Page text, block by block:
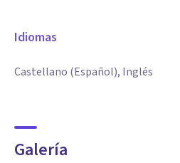
Idiomas
Castellano (Español), Inglés
Galería